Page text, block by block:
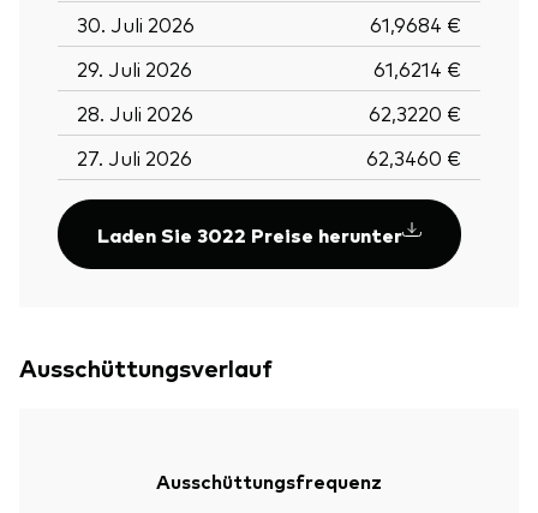
30. Juli 2026
61,9684 €
29. Juli 2026
61,6214 €
28. Juli 2026
62,3220 €
27. Juli 2026
62,3460 €
Laden Sie 3022 Preise herunter
Ausschüttungsverlauf
Ausschüttungsfrequenz